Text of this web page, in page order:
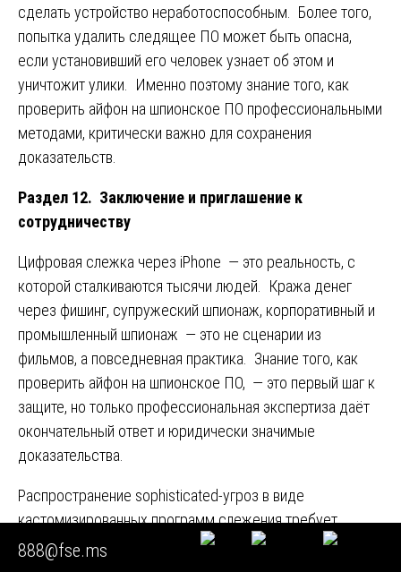
сделать устройство неработоспособным. Более того,
попытка удалить следящее ПО может быть опасна,
если установивший его человек узнает об этом и
уничтожит улики. Именно поэтому знание того, как
проверить айфон на шпионское ПО профессиональными
методами, критически важно для сохранения
доказательств.
Раздел 12. Заключение и приглашение к
сотрудничеству
Цифровая слежка через iPhone — это реальность, с
которой сталкиваются тысячи людей. Кража денег
через фишинг, супружеский шпионаж, корпоративный и
промышленный шпионаж — это не сценарии из
фильмов, а повседневная практика. Знание того, как
проверить айфон на шпионское ПО, — это первый шаг к
защите, но только профессиональная экспертиза даёт
окончательный ответ и юридически значимые
доказательства.
Распространение sophisticated-угроз в виде
кастомизированных программ слежения требует
адекватного профессионального ответа.
888@fse.ms